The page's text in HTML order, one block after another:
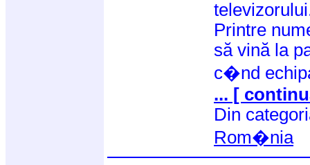
Printre
să vină la
c�nd
... [
Din
Rom�nia